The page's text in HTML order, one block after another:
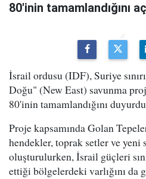
80'inin tamamlandığını
İsrail ordusu (IDF), Suriye
Doğu" (New East) savunma
80'inin tamamlandığını
Proje kapsamında Golan
hendekler, toprak setler ve yeni
oluşturulurken, İsrail güçleri
ettiği bölgelerdeki varlığını da